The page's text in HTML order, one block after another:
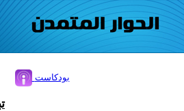
بودكاست